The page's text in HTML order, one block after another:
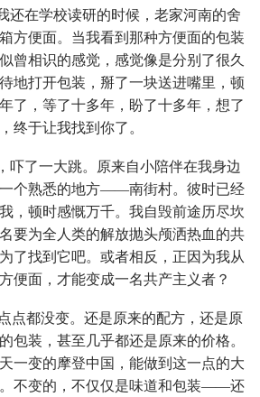
还在学校读研的时候，老家河南的舍
方便面。当我看到那种方便面的包装
曾相识的感觉，感觉像是分别了很久
地打开包装，掰了一块送进嘴里，顿
，等了十多年，盼了十多年，想了
终于让我找到你了。
吓了一大跳。原来自小陪伴在我身边
个熟悉的地方——南街村。彼时已经
，顿时感慨万千。我自毁前途历尽坎
要为全人类的解放抛头颅洒热血的共
了找到它吧。或者相反，正因为我从
便面，才能变成一名共产主义者？
点都没变。还是原来的配方，还是原
包装，甚至几乎都还是原来的价格。
一变的摩登中国，能做到这一点的大
不变的，不仅仅是味道和包装——还